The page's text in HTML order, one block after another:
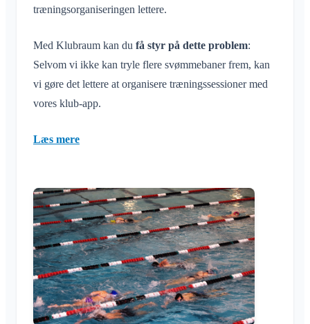
træningsorganiseringen lettere.
Med Klubraum kan du få styr på dette problem:
Selvom vi ikke kan tryle flere svømmebaner frem, kan
vi gøre det lettere at organisere træningssessioner med
vores klub-app.
Læs mere